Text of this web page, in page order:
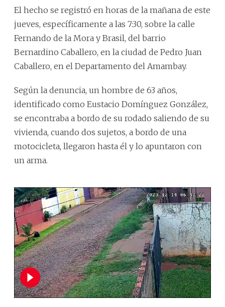
El hecho se registró en horas de la mañana de este
jueves, específicamente a las 7:30, sobre la calle
Fernando de la Mora y Brasil, del barrio
Bernardino Caballero, en la ciudad de Pedro Juan
Caballero, en el Departamento del Amambay.
Según la denuncia, un hombre de 63 años,
identificado como Eustacio Domínguez González,
se encontraba a bordo de su rodado saliendo de su
vivienda, cuando dos sujetos, a bordo de una
motocicleta, llegaron hasta él y lo apuntaron con
un arma.